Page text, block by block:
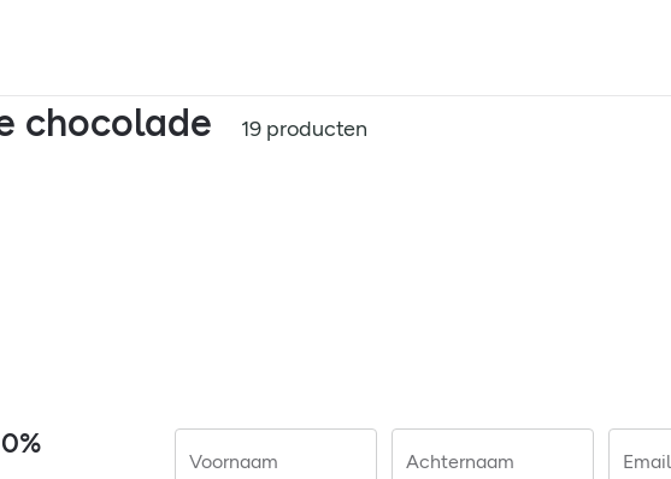
chocolade 19 producten
Voornaam Achternaam Email